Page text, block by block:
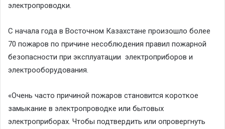
электропроводки.
С начала года в Восточном Казахстане произошло более
70 пожаров по причине несоблюдения правил пожарной
безопасности при эксплуатации электроприборов и
электрооборудования.
«Очень часто причиной пожаров становится короткое
замыкание в электропроводке или бытовых
электроприборах. Чтобы подтвердить или опровергнуть